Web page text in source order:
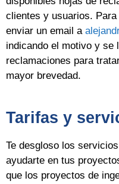
clientes y usuarios.
enviar un email a
indicando el motivo y se
reclamaciones para
mayor brevedad.
Tarifas y
Te desgloso los
ayudarte en tus
que los proyectos de